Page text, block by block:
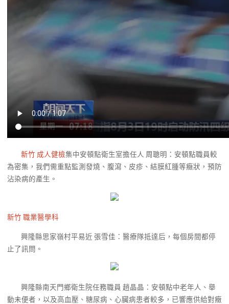
新竹 成人健檢集中安頓點衛生室擔任人 周聰明：安頓點職員較
為密集，我們需重點監測發燒、腹瀉、皮疹、結膜紅腫等癥狀，預防
沾染病的產生。
新竹 職業醫學科
興隆縣思家嶺村平易近 張雪佳：醫療隊抵達后，每個房間都停
止了訊問。
興隆縣南天門鄉衛生院任務職員 趙晶晶：安頓點中老年人、舉
動未便者，以及高血壓、糖尿病、心臟病患者較多，已響應供給對癥